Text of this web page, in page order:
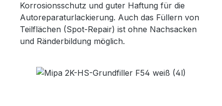
Korrosionsschutz und guter Haftung für die
Autoreparaturlackierung. Auch das Füllern von
Teilflächen (Spot-Repair) ist ohne Nachsacken
und Ränderbildung möglich.
Bildergalerie überspringen